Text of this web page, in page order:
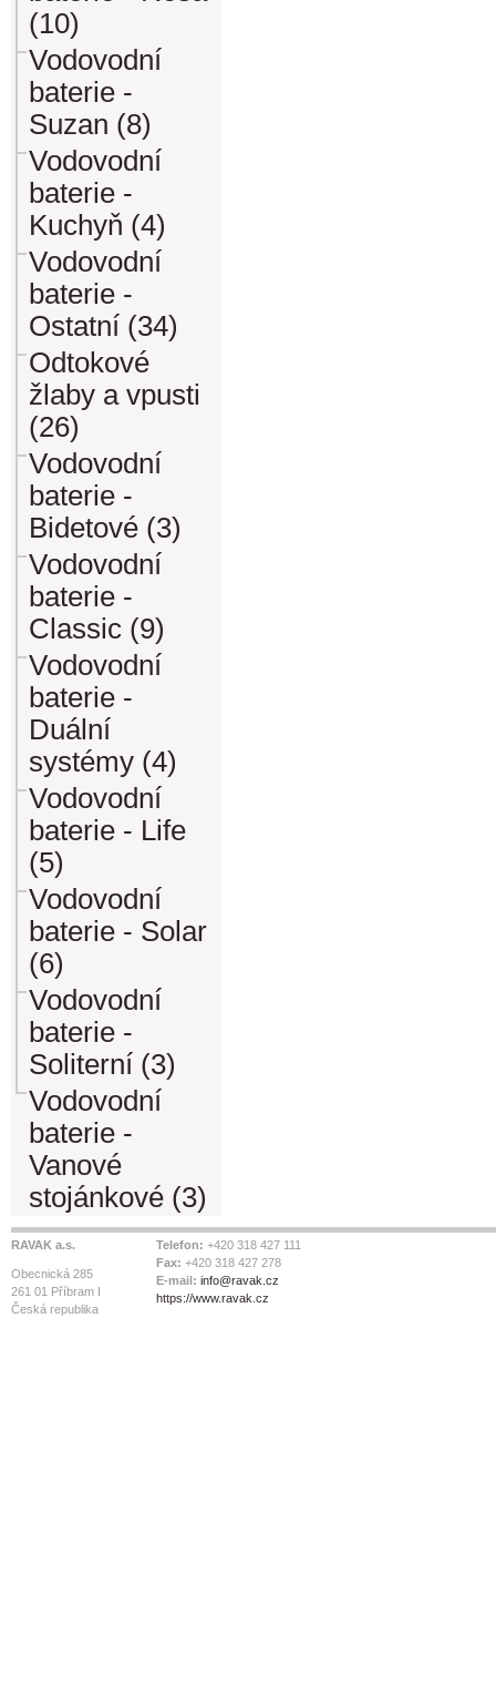
(10)
Vodovodní
baterie -
Suzan (8)
Vodovodní
baterie -
Kuchyň (4)
Vodovodní
baterie -
Ostatní (34)
Odtokové
žlaby a vpusti
(26)
Vodovodní
baterie -
Bidetové (3)
Vodovodní
baterie -
Classic (9)
Vodovodní
baterie -
Duální
systémy (4)
Vodovodní
baterie - Life
(5)
Vodovodní
baterie - Solar
(6)
Vodovodní
baterie -
Soliterní (3)
Vodovodní
baterie -
Vanové
stojánkové (3)
RAVAK a.s.
Obecnická 285
261 01 Příbram I
Česká republika
Telefon: +420 318 427 111
Fax: +420 318 427 278
E-mail: info@ravak.cz
https://www.ravak.cz